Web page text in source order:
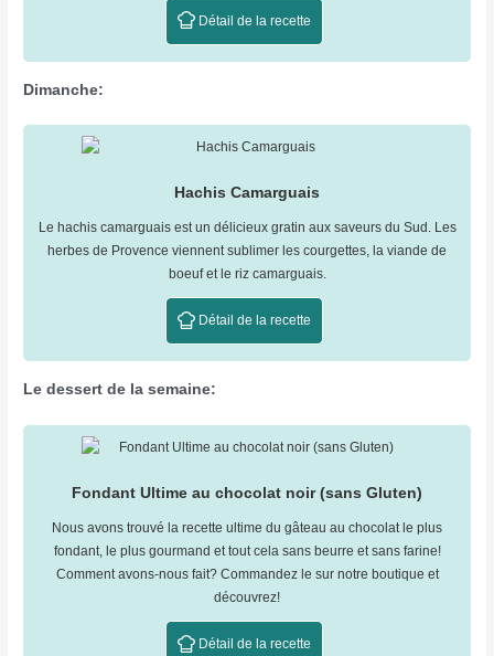
Détail de la recette
Dimanche:
Hachis Camarguais
Le hachis camarguais est un délicieux gratin aux saveurs du Sud. Les
herbes de Provence viennent sublimer les courgettes, la viande de
boeuf et le riz camarguais.
Détail de la recette
Le dessert de la semaine:
Fondant Ultime au chocolat noir (sans Gluten)
Nous avons trouvé la recette ultime du gâteau au chocolat le plus
fondant, le plus gourmand et tout cela sans beurre et sans farine!
Comment avons-nous fait? Commandez le sur notre boutique et
découvrez!
Détail de la recette